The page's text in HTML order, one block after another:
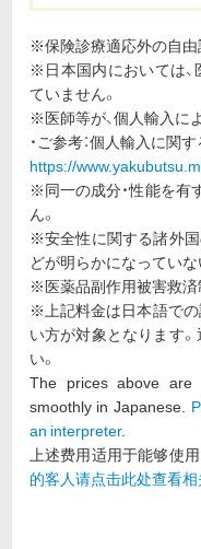
※保険診療適応外の自由
※日本国内においては
ていません。
※医師等が、個人輸入に
・ご参考：個人輸入に関
https://
※同一の成分・性能を有
ん。
※安全性に関する諸外
どが明らかになってい
※医薬品副作用被害救済
※上記料金は日本語で
い方が対象となります
い。
The prices above are
smoothly in Japanese.
an interpreter.
上述费用适用于能够使
的客人请点击此处查看